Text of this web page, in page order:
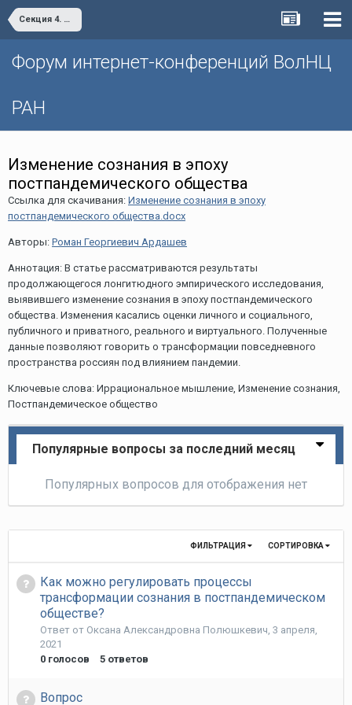
Секция 4. Жизнь после пандемии: на пути к цифровому обществу
Форум интернет-конференций ВолНЦ
РАН
Изменение сознания в эпоху
постпандемического общества
Ссылка для скачивания: Изменение сознания в эпоху
постпандемического общества.docx
Авторы: Роман Георгиевич Ардашев
Аннотация: В статье рассматриваются результаты
продолжающегося лонгитюдного эмпирического исследования,
выявившего изменение сознания в эпоху постпандемического
общества. Изменения касались оценки личного и социального,
публичного и приватного, реального и виртуального. Полученные
данные позволяют говорить о трансформации повседневного
пространства россиян под влиянием пандемии.
Ключевые слова: Иррациональное мышление, Изменение сознания,
Постпандемическое общество
Популярные вопросы за последний месяц
Популярных вопросов для отображения нет
СОРТИРОВКА
ФИЛЬТРАЦИЯ
Как можно регулировать процессы
трансформации сознания в постпандемическом
обществе?
Ответ от Оксана Александровна Полюшкевич, 3 апреля,
2021
0 голосов 5 ответов
Вопрос